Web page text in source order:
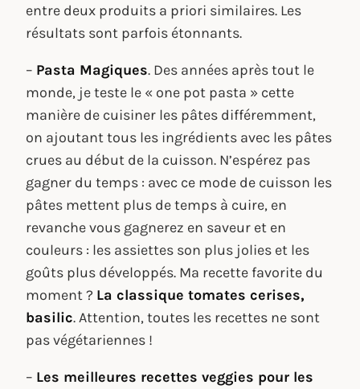
entre deux produits a priori similaires. Les
résultats sont parfois étonnants.
– Pasta Magiques. Des années après tout le
monde, je teste le « one pot pasta » cette
manière de cuisiner les pâtes différemment,
on ajoutant tous les ingrédients avec les pâtes
crues au début de la cuisson. N’espérez pas
gagner du temps : avec ce mode de cuisson les
pâtes mettent plus de temps à cuire, en
revanche vous gagnerez en saveur et en
couleurs : les assiettes son plus jolies et les
goûts plus développés. Ma recette favorite du
moment ? La classique tomates cerises,
basilic. Attention, toutes les recettes ne sont
pas végétariennes !
– Les meilleures recettes veggies pour les